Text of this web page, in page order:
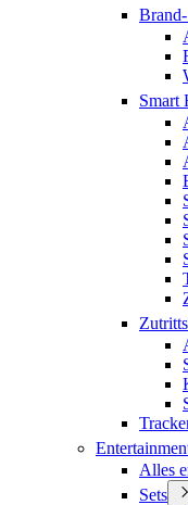
Smart
Alles
Sets